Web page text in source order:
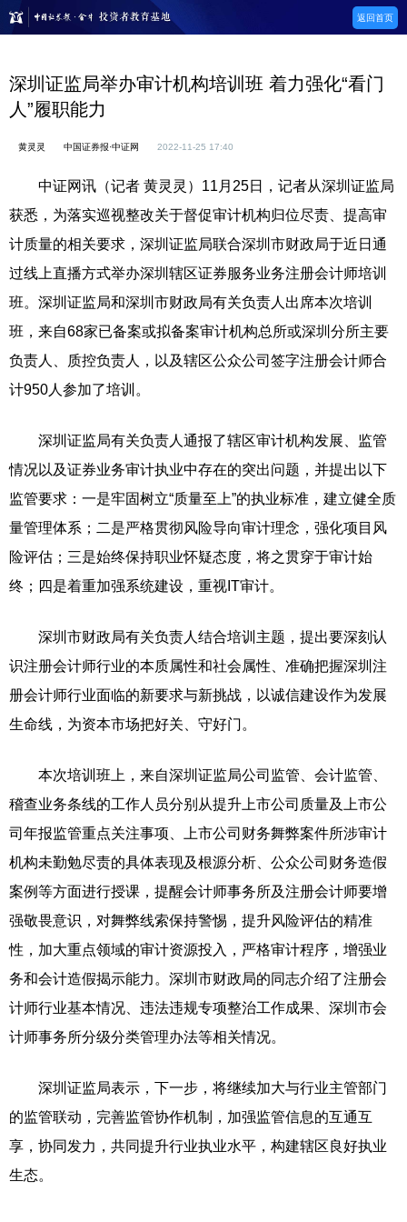
返回首页
深圳证监局举办审计机构培训班 着力强化“看门
人”履职能力
黄灵灵 中国证券报·中证网 2022-11-25 17:40
中证网讯（记者 黄灵灵）11月25日，记者从深圳证监局
获悉，为落实巡视整改关于督促审计机构归位尽责、提高审
计质量的相关要求，深圳证监局联合深圳市财政局于近日通
过线上直播方式举办深圳辖区证券服务业务注册会计师培训
班。深圳证监局和深圳市财政局有关负责人出席本次培训
班，来自68家已备案或拟备案审计机构总所或深圳分所主要
负责人、质控负责人，以及辖区公众公司签字注册会计师合
计950人参加了培训。
深圳证监局有关负责人通报了辖区审计机构发展、监管
情况以及证券业务审计执业中存在的突出问题，并提出以下
监管要求：一是牢固树立“质量至上”的执业标准，建立健全质
量管理体系；二是严格贯彻风险导向审计理念，强化项目风
险评估；三是始终保持职业怀疑态度，将之贯穿于审计始
终；四是着重加强系统建设，重视IT审计。
深圳市财政局有关负责人结合培训主题，提出要深刻认
识注册会计师行业的本质属性和社会属性、准确把握深圳注
册会计师行业面临的新要求与新挑战，以诚信建设作为发展
生命线，为资本市场把好关、守好门。
本次培训班上，来自深圳证监局公司监管、会计监管、
稽查业务条线的工作人员分别从提升上市公司质量及上市公
司年报监管重点关注事项、上市公司财务舞弊案件所涉审计
机构未勤勉尽责的具体表现及根源分析、公众公司财务造假
案例等方面进行授课，提醒会计师事务所及注册会计师要增
强敬畏意识，对舞弊线索保持警惕，提升风险评估的精准
性，加大重点领域的审计资源投入，严格审计程序，增强业
务和会计造假揭示能力。深圳市财政局的同志介绍了注册会
计师行业基本情况、违法违规专项整治工作成果、深圳市会
计师事务所分级分类管理办法等相关情况。
深圳证监局表示，下一步，将继续加大与行业主管部门
的监管联动，完善监管协作机制，加强监管信息的互通互
享，协同发力，共同提升行业执业水平，构建辖区良好执业
生态。